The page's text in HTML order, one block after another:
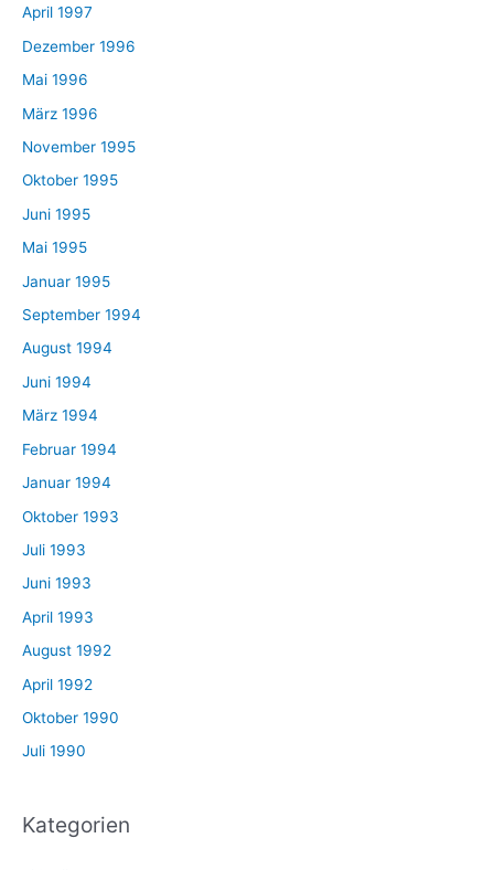
April 1997
Dezember 1996
Mai 1996
März 1996
November 1995
Oktober 1995
Juni 1995
Mai 1995
Januar 1995
September 1994
August 1994
Juni 1994
März 1994
Februar 1994
Januar 1994
Oktober 1993
Juli 1993
Juni 1993
April 1993
August 1992
April 1992
Oktober 1990
Juli 1990
Kategorien